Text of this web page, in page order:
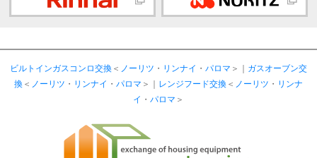
ビルトインガスコンロ交換 ＜ ノーリツ ・ リンナイ ・ パロマ ＞｜ ガスオーブン交
換 ＜ ノーリツ ・ リンナイ ・ パロマ ＞｜ レンジフード交換 ＜ ノーリツ ・ リンナ
イ ・ パロマ ＞